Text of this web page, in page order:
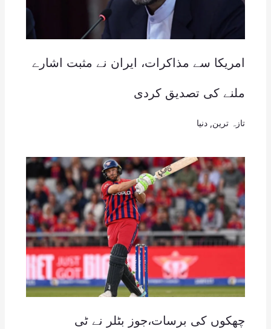
امریکا سے مذاکرات، ایران نے مثبت اشارے
ملنے کی تصدیق کردی
تازہ ترین دنیا
چھکوں کی برسات،جوز بٹلر نے ٹی